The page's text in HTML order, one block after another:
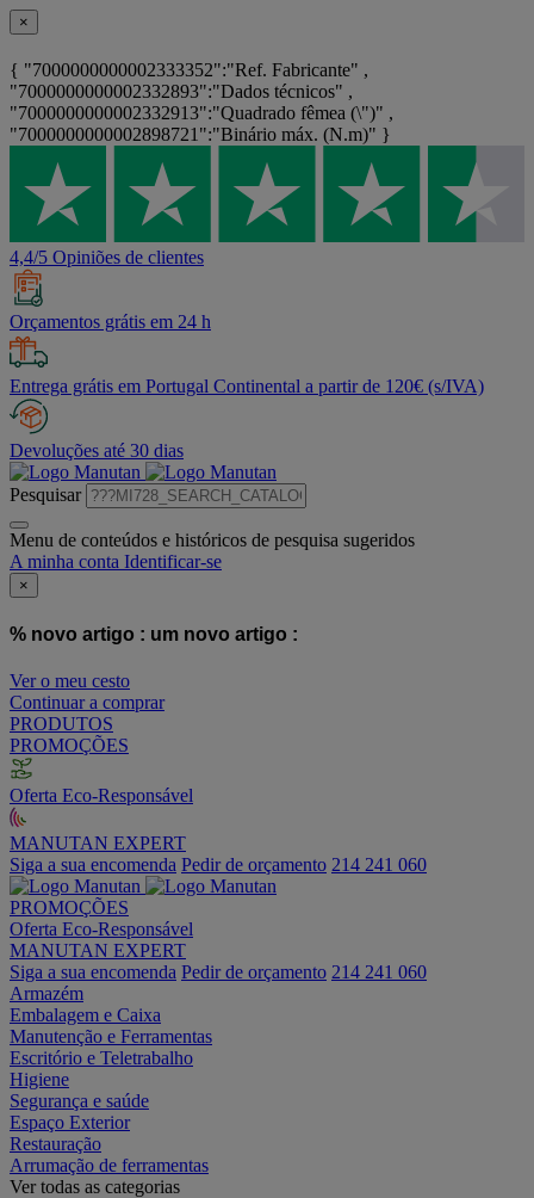
×
{ "7000000000002333352":"Ref. Fabricante" ,
"7000000000002332893":"Dados técnicos" ,
"7000000000002332913":"Quadrado fêmea (\")" ,
"7000000000002898721":"Binário máx. (N.m)" }
4,4/5 Opiniões de clientes
Orçamentos grátis em 24 h
Entrega grátis em Portugal Continental a partir de 120€ (s/IVA)
Devoluções até 30 dias
Pesquisar
Menu de conteúdos e históricos de pesquisa sugeridos
A minha conta Identificar-se
×
% novo artigo : um novo artigo :
Ver o meu cesto
Continuar a comprar
PRODUTOS
PROMOÇÕES
Oferta Eco-Responsável
MANUTAN EXPERT
Siga a sua encomenda Pedir de orçamento 214 241 060
PROMOÇÕES
Oferta Eco-Responsável
MANUTAN EXPERT
Siga a sua encomenda Pedir de orçamento 214 241 060
Armazém
Embalagem e Caixa
Manutenção e Ferramentas
Escritório e Teletrabalho
Higiene
Segurança e saúde
Espaço Exterior
Restauração
Arrumação de ferramentas
Ver todas as categorias